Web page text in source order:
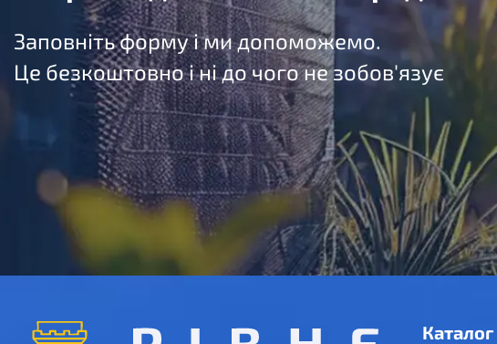
Заповніть форму і ми допоможемо.
Це безкоштовно і ні до чого не зобов'язує
Каталог